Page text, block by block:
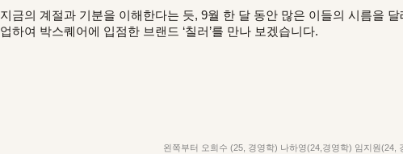
지금의 계절과 기분을 이해한다는 듯, 9월 한 달 동안 많은 이들의 시름을
업하여 박스퀘어에 입점한 브랜드 ‘칠러’를 만나 보겠습니다.
왼쪽부터 오희수 (25, 경영학) 나하영(24,경영학) 임지원(24,